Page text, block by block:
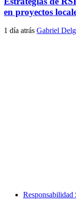
en proyectos
1 día atrás Gabriel
Responsabilidad